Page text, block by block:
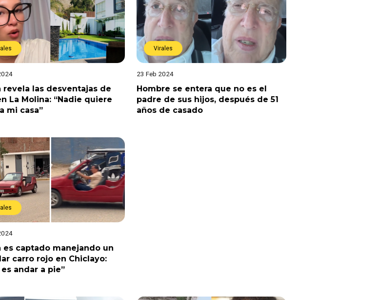
revela las desventajas de
La Molina: “Nadie quiere
mi casa”
Virales
23 Feb 2024
Hombre se entera que no es el
padre de sus hijos, después de 51
años de casado
es captado manejando un
carro rojo en Chiclayo:
es andar a pie”